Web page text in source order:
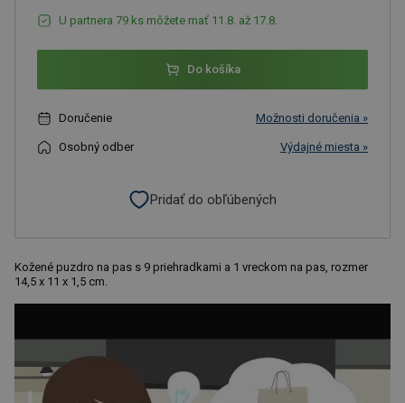
U partnera 79 ks môžete mať 11.8. až 17.8.
Do košíka
Doručenie Možnosti doručenia »
Osobný odber Výdajné miesta »
Pridať do obľúbených
Kožené puzdro na pas s 9 priehradkami a 1 vreckom na pas, rozmer
14,5 x 11 x 1,5 cm.